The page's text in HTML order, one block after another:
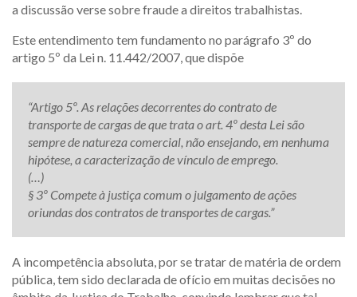
a discussão verse sobre fraude a direitos trabalhistas.
Este entendimento tem fundamento no parágrafo 3º do
artigo 5º da Lei n. 11.442/2007, que dispõe
“Artigo 5º. As relações decorrentes do contrato de
transporte de cargas de que trata o art. 4º desta Lei são
sempre de natureza comercial, não ensejando, em nenhuma
hipótese, a caracterização de vínculo de emprego.
(…)
§ 3º Compete à justiça comum o julgamento de ações
oriundas dos contratos de transportes de cargas.”
A incompetência absoluta, por se tratar de matéria de ordem
pública, tem sido declarada de ofício em muitas decisões no